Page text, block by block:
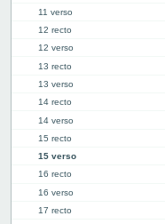
11 verso
12 recto
12 verso
13 recto
13 verso
14 recto
14 verso
15 recto
15 verso
16 recto
16 verso
17 recto